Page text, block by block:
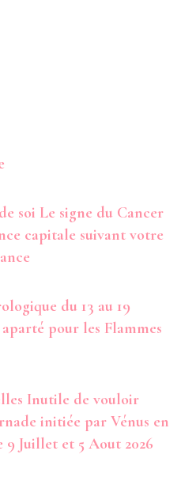
soi Le signe du Cancer
capitale suivant votre
du 13 au 19
pour les Flammes
Inutile de vouloir
initiée par Vénus en
Juillet et 5 Aout 2026